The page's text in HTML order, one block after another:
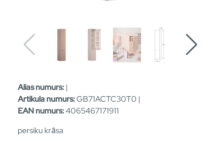
Alias numurs:|
Artikula numurs:GB71ACTC30T0 |
EAN numurs:4065467171911
persiku krāsa